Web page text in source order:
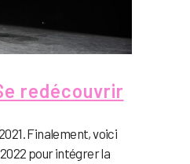
redécouvrir
Finalement, voici
2022 pour intégrer la